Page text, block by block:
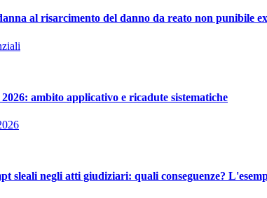
al risarcimento del danno da reato non punibile
ambito applicativo e ricadute sistematiche
sleali negli atti giudiziari: quali conseguenze?